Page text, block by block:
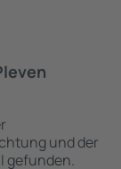
und der
gefunden.